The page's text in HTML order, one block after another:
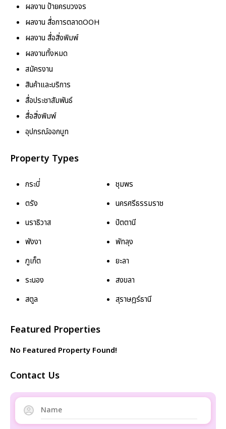
ผลงาน ป้ายครบวงจร
ผลงาน สื่อการตลาดOOH
ผลงาน สื่อสิ่งพิมพ์
ผลงานทั้งหมด
สมัครงาน
สินค้าและบริการ
สื่อประชาสัมพันธ์
สื่อสิ่งพิมพ์
อุปกรณ์ออกบูท
Property Types
กระบี่
ชุมพร
ตรัง
นครศรีธรรมราช
นราธิวาส
ปัตตานี
พังงา
พัทลุง
ภูเก็ต
ยะลา
ระนอง
สงขลา
สตูล
สุราษฎร์ธานี
Featured Properties
No Featured Property Found!
Contact Us